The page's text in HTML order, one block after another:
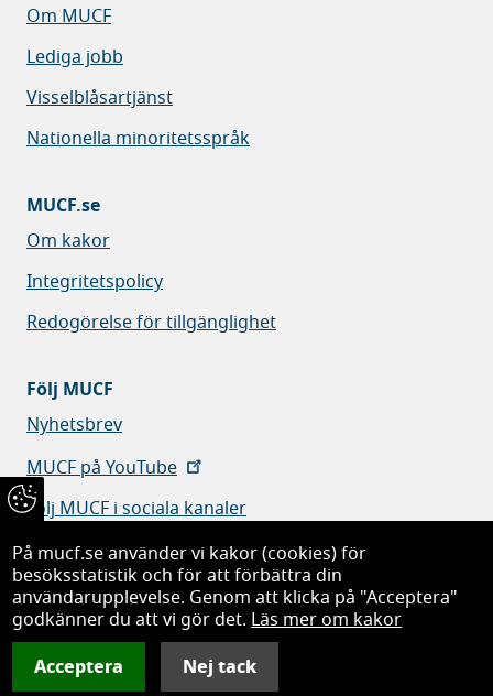
Om MUCF
Lediga jobb
Visselblåsartjänst
Nationella minoritetsspråk
MUCF.se
Om kakor
Integritetspolicy
Redogörelse för tillgänglighet
Följ MUCF
Nyhetsbrev
MUCF på YouTube
Följ MUCF i sociala kanaler
Myndigheten för ungdoms- och civilsamhällesfrågor
På mucf.se använder vi kakor (cookies) för
besöksstatistik och för att förbättra din
användarupplevelse. Genom att klicka på "Acceptera"
godkänner du att vi gör det.Läs mer om kakor
Acceptera Nej tack